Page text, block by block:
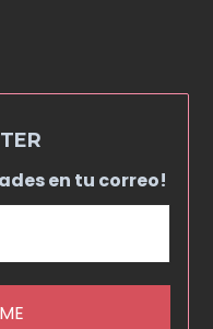
en tu correo!